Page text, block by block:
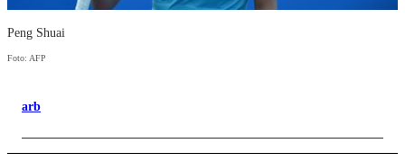
Peng Shuai
Foto: AFP
arb